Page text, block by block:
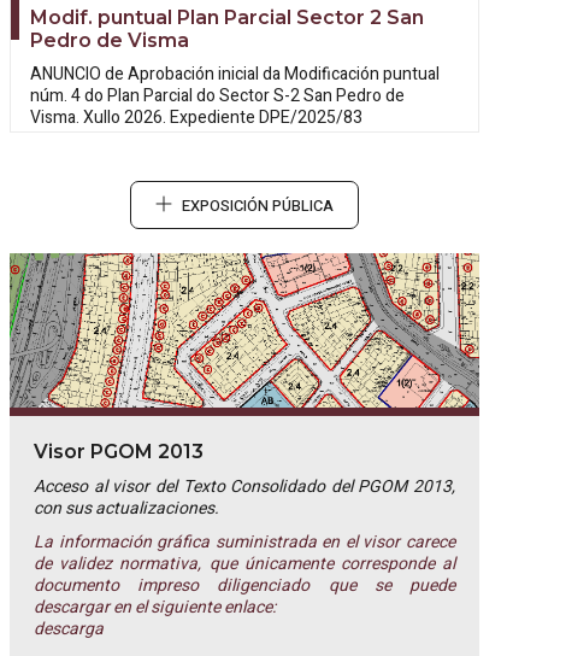
Modif. puntual Plan Parcial Sector 2 San
Pedro de Visma
ANUNCIO de Aprobación inicial daModificación puntual
núm. 4 do Plan Parcial do Sector S-2 San Pedro de
Visma. Xullo 2026. Expediente DPE/2025/83
EXPOSICIÓN PÚBLICA
Visor PGOM 2013
Acceso al visor del Texto Consolidado del PGOM 2013,
con sus actualizaciones.
La información gráfica suministrada en el visor carece
de validez normativa, que únicamente corresponde al
documento impreso diligenciado que se puede
descargar en el siguiente enlace:
descarga